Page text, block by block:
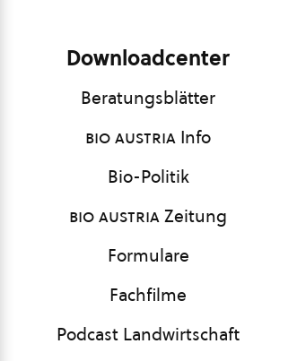
Downloadcenter
Beratungsblätter
bio austria Info
Bio-Politik
bio austriaZeitung
Formulare
Fachfilme
Podcast Landwirtschaft